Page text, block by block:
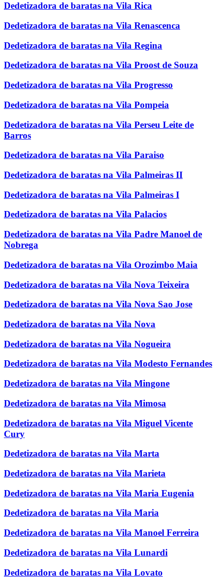
Dedetizadora de baratas na Vila Rica
Dedetizadora de baratas na Vila Renascenca
Dedetizadora de baratas na Vila Regina
Dedetizadora de baratas na Vila Proost de Souza
Dedetizadora de baratas na Vila Progresso
Dedetizadora de baratas na Vila Pompeia
Dedetizadora de baratas na Vila Perseu Leite de
Barros
Dedetizadora de baratas na Vila Paraiso
Dedetizadora de baratas na Vila Palmeiras II
Dedetizadora de baratas na Vila Palmeiras I
Dedetizadora de baratas na Vila Palacios
Dedetizadora de baratas na Vila Padre Manoel de
Nobrega
Dedetizadora de baratas na Vila Orozimbo Maia
Dedetizadora de baratas na Vila Nova Teixeira
Dedetizadora de baratas na Vila Nova Sao Jose
Dedetizadora de baratas na Vila Nova
Dedetizadora de baratas na Vila Nogueira
Dedetizadora de baratas na Vila Modesto Fernandes
Dedetizadora de baratas na Vila Mingone
Dedetizadora de baratas na Vila Mimosa
Dedetizadora de baratas na Vila Miguel Vicente
Cury
Dedetizadora de baratas na Vila Marta
Dedetizadora de baratas na Vila Marieta
Dedetizadora de baratas na Vila Maria Eugenia
Dedetizadora de baratas na Vila Maria
Dedetizadora de baratas na Vila Manoel Ferreira
Dedetizadora de baratas na Vila Lunardi
Dedetizadora de baratas na Vila Lovato